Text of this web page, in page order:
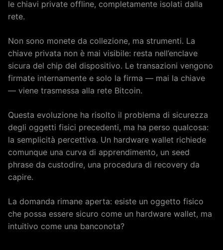
le chiavi private offline, completamente isolati dalla
rete.
Non sono monete da collezione, ma strumenti. La
chiave privata non è mai visibile: resta nell’enclave
sicura del chip del dispositivo. Le transazioni vengono
firmate internamente e solo la firma — mai la chiave
— viene trasmessa alla rete Bitcoin.
Questa evoluzione ha risolto il problema di sicurezza
degli oggetti fisici precedenti, ma ha perso qualcosa:
la semplicità percettiva. Un hardware wallet richiede
comunque una curva di apprendimento, un seed
phrase da custodire, una procedura di recovery da
capire.
La domanda rimane aperta: esiste un oggetto fisico
che possa essere sicuro come un hardware wallet, ma
intuitivo come una banconota?